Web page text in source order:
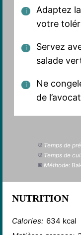
Adaptez
votre
Servez
salade
Ne
de l’avocat
Temps de
Temps de
Méthode:
NUTRITION
Calories: 634 kcal